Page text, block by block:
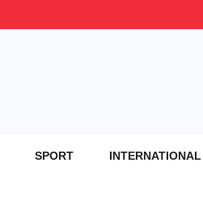
SPORT INTERNATIONAL